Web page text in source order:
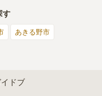
す
あきる野市